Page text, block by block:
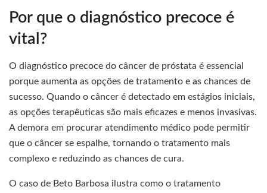
Por que o diagnóstico precoce é
vital?
O diagnóstico precoce do câncer de próstata é essencial
porque aumenta as opções de tratamento e as chances de
sucesso. Quando o câncer é detectado em estágios iniciais,
as opções terapêuticas são mais eficazes e menos invasivas.
A demora em procurar atendimento médico pode permitir
que o câncer se espalhe, tornando o tratamento mais
complexo e reduzindo as chances de cura.
O caso de Beto Barbosa ilustra como o tratamento